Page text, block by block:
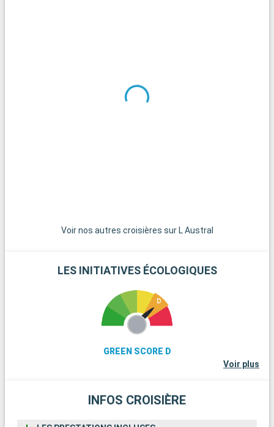
Voir nos autres croisières sur L Austral
LES INITIATIVES ÉCOLOGIQUES
GREEN SCORE D
Voir plus
INFOS CROISIÈRE